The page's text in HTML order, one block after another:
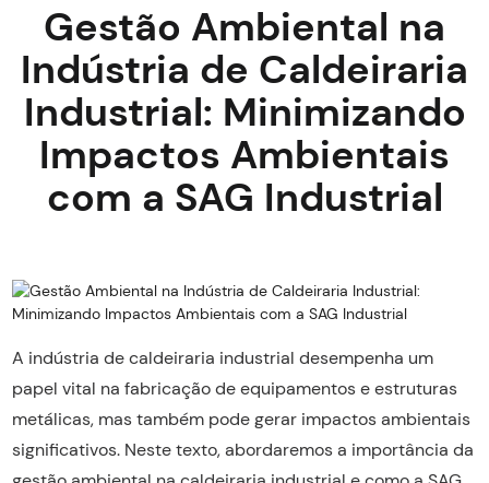
Gestão Ambiental na
Indústria de Caldeiraria
Industrial: Minimizando
Impactos Ambientais
com a SAG Industrial
A indústria de caldeiraria industrial desempenha um
papel vital na fabricação de equipamentos e estruturas
metálicas, mas também pode gerar impactos ambientais
significativos. Neste texto, abordaremos a importância da